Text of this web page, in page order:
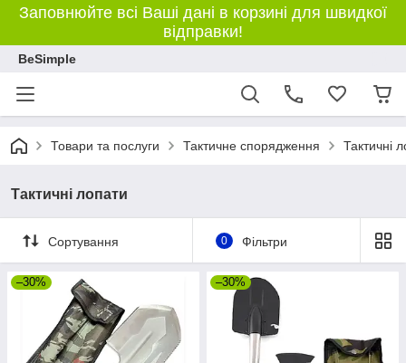
Заповнюйте всі Ваші дані в корзині для швидкої
відправки!
BeSimple
Товари та послуги Тактичне спорядження Тактичні
Тактичні лопати
Сортування 0 Фільтри
–30% –30%